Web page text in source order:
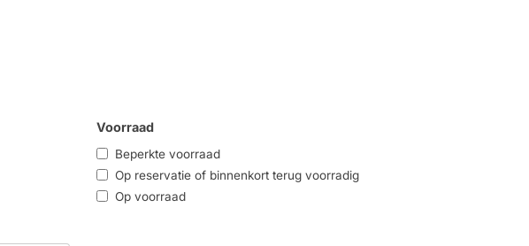
Voorraad
Beperkte voorraad
Op reservatie of binnenkort terug voorradig
Op voorraad